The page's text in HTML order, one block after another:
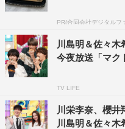
佐々木：家族でワイワイ
ると楽しいですよね！
川島：本当に全世代に刺
ていただきたいです！
番組情報
PR(合同会社デジタルフ
川島明＆佐々木
今夜放送「マク
TV LIFE
川栄李奈、櫻井
川島明＆佐々木